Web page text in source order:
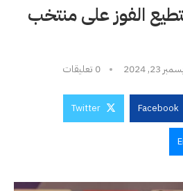
الفوز على منتخب
23, 2024 0 تعليقات
Facebook
Twitter